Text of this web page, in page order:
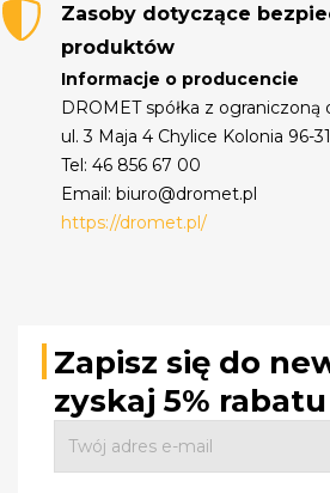
Zasoby dotyczące
produktów
Informacje o producencie
DROMET spółka z ograniczoną
ul. 3 Maja 4 Chylice Kolonia 96-
Tel: 46 856 67 00
Email: biuro@dromet.pl
https://dromet.pl/
Zapisz się do
zyskaj 5% rabatu